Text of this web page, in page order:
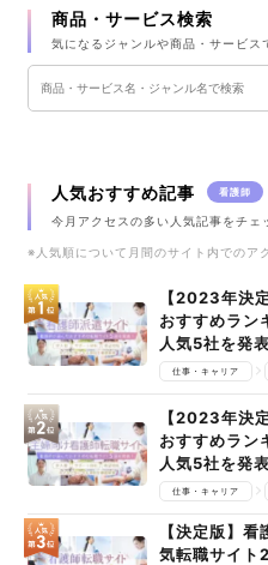
商品・サービス検索
気になるジャンルや商品・サービス
人気おすすめ記事 看護師
今月アクセスの多い人気記事をチェ
※人気順について月間のサイト内でのア
【2023年決
おすすめラン
人気5社を発表
仕事・キャリア
【2023年決
おすすめラン
人気5社を発表
仕事・キャリア
【決定版】
気転職サイト